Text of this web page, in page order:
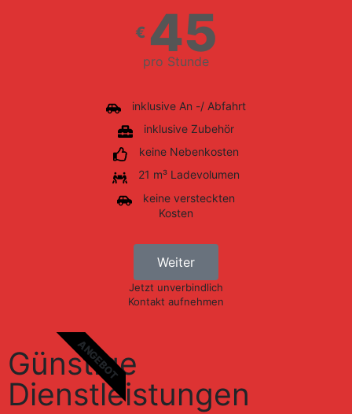
€ 45
pro Stunde
inklusive An -/ Abfahrt
inklusive Zubehör
keine Nebenkosten
21 m³ Ladevolumen
keine versteckten
Kosten
Weiter
Jetzt unverbindlich
Kontakt aufnehmen
ANGEBOT
Günstige
Dienstleistungen